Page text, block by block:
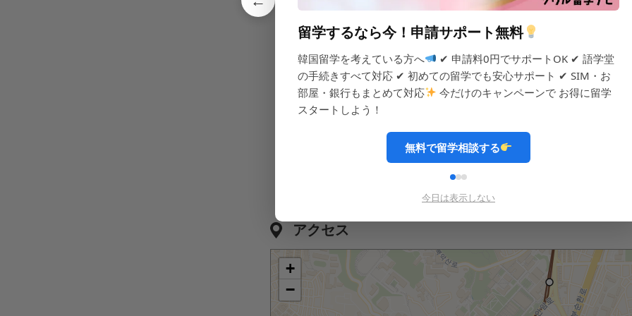
CCTV(防犯カメラ) 浄水器 電子レンジ 電気コンロ
ご飯 洗濯機
アクセス
+
−
留学するなら今！申請サポート無料
韓国留学を考えている方へ
✔ 申請料0円でサポートOK ✔ 語学堂
の手続きすべて対応 ✔ 初めての留学でも安心サポート ✔ SIM・お
部屋・銀行もまとめて対応
今だけのキャンペーンで お得に留学
スタートしよう！
無料で留学相談する
今日は表示しない